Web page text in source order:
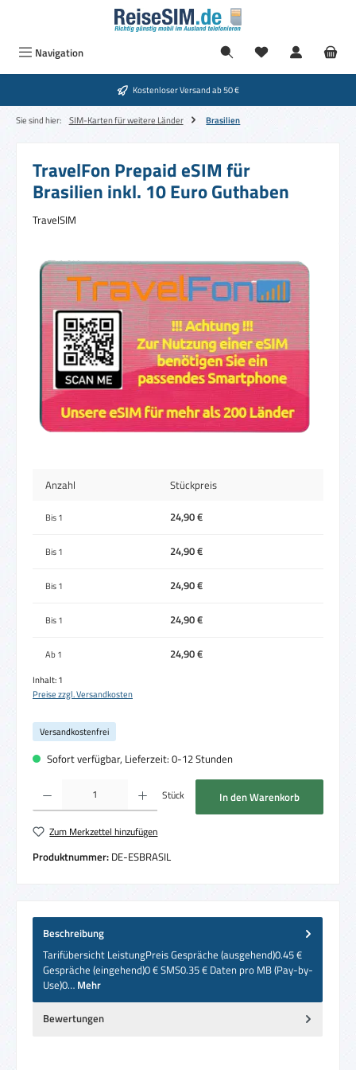
Zum Hauptinhalt springen
Navigation
Kostenloser Versand ab 50 €
Sie sind hier: SIM-Karten für weitere Länder Brasilien
TravelFon Prepaid eSIM für
Brasilien inkl. 10 Euro Guthaben
TravelSIM
Bildergalerie überspringen
Anzahl Stückpreis
Bis1 24,90 €
Bis1 24,90 €
Bis1 24,90 €
Bis1 24,90 €
Ab1 24,90 €
Inhalt:1
Preise zzgl. Versandkosten
Versandkostenfrei
Sofort verfügbar, Lieferzeit: 0-12 Stunden
Produkt Anzahl: Gib den gewünschten Wert ein oder benutze die Schaltflächen um
Stück In den Warenkorb
Zum Merkzettel hinzufügen
Produktnummer: DE-ESBRASIL
Beschreibung
Tarifübersicht LeistungPreis Gespräche (ausgehend)0.45 €
Gespräche (eingehend)0 € SMS0.35 € Daten pro MB (Pay-by-
Use)0… Mehr
Bewertungen